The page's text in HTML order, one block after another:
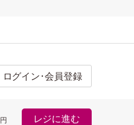
ログイン･会員登録
円 レジに進む